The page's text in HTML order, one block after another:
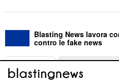
Blasting News lavora
contro le fake news
ABOUT